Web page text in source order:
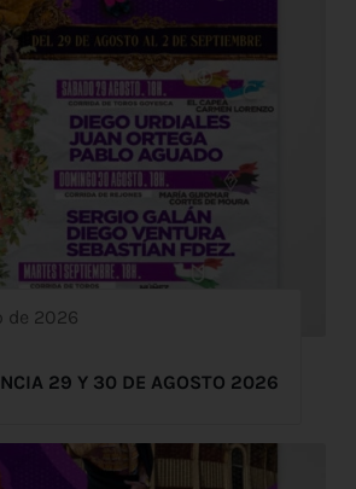
de 2026
29 Y 30 DE AGOSTO 2026